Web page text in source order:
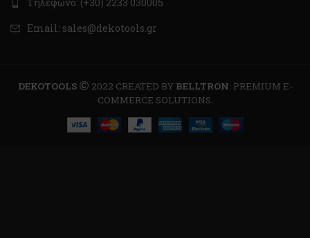
Τηλέφωνο: (+30) 2233 030005
Email: sales@dekotools.gr
DEKOTOOLS 2022 CREATED BY BELLTRON. PREMIUM E-
COMMERCE SOLUTIONS.